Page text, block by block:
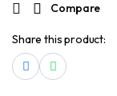
Compare
Share this product: